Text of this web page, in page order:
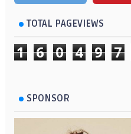
TOTAL PAGEVIEWS
1 6 0 4 9 7
SPONSOR